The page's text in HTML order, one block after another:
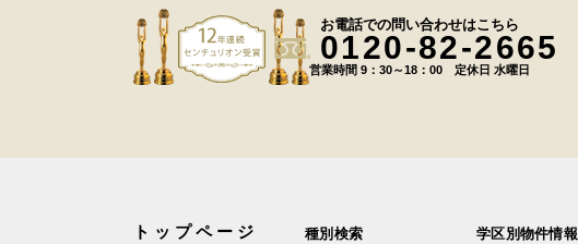
お電話での問い合わせはこちら
0120-82-2665
営業時間 9：30～18：00 定休日 水曜日
トップページ
種別検索
学区別物件情報